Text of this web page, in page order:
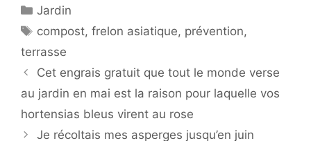
Catégories
Jardin
Étiquettes
compost,frelon asiatique, prévention,
terrasse
Cet engrais gratuit que tout le monde verse
au jardin en mai est la raison pour laquelle vos
hortensias bleus virent au rose
Je récoltais mes asperges jusqu’en juin